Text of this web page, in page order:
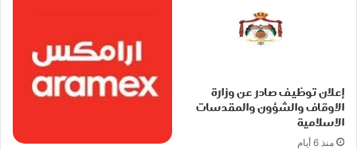
إعلان توظيف صادر عن وزارة
الاوقاف والشؤون والمقدسات
الاسلامية
منذ 6 أيام